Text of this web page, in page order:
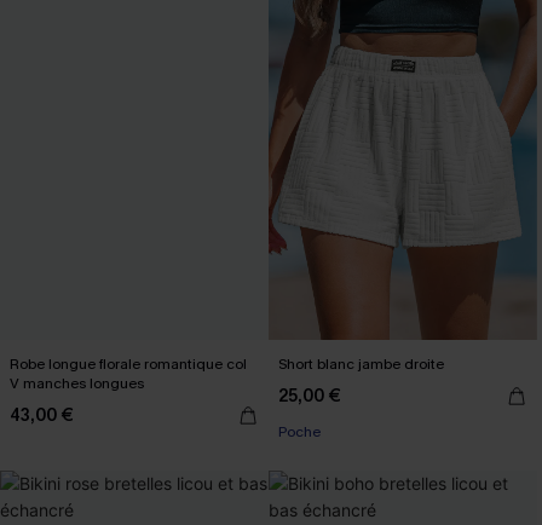
Robe longue florale romantique col
V manches longues
43,00 €
Short blanc jambe droite
25,00 €
Poche